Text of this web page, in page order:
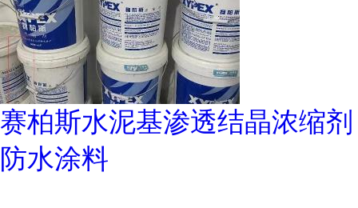
赛柏斯水泥基渗透结晶浓缩剂
防水涂料